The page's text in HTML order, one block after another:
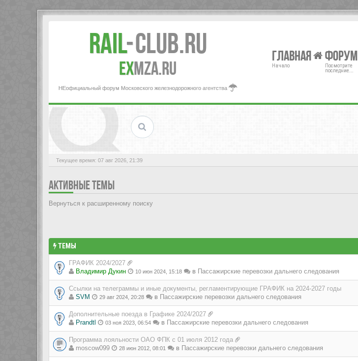
Rail-Club.RU
exMZA.RU
НЕофициальный форум Московского железнодорожного агентства
Главная
Начало
Форум
Посмотрите
последние...
Текущее время: 07 авг 2026, 21:39
АКТИВНЫЕ ТЕМЫ
Вернуться к расширенному поиску
ТЕМЫ
ГРАФИК 2024/2027
Владимир Дукин 10 июн 2024, 15:18 в Пассажирские перевозки дальнего следования
Ссылки на телеграммы и иные документы, регламентирующие ГРАФИК на 2024-2027 годы
SVM 29 авг 2024, 20:28 в Пассажирские перевозки дальнего следования
Дополнительные поезда в Графике 2024/2027
Prandtl 03 ноя 2023, 06:54 в Пассажирские перевозки дальнего следования
Программа лояльности ОАО ФПК с 01 июля 2012 года
moscow099 28 июн 2012, 08:01 в Пассажирские перевозки дальнего следования